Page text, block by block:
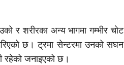
र शरीरका अन्य भागमा गम्भीर चोट
छ। ट्रमा सेन्टरमा उनको सघन
रहेको जनाइएको छ।